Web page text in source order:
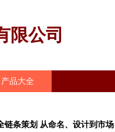
限公司
产品大全
链条策划 从命名、设计到市场